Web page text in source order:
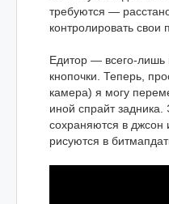
требуются —
контролировать свои
Едитор — всего-лишь
кнопочки. Теперь,
камера) я могу
иной спрайт
сохраняются в джсон
рисуются в